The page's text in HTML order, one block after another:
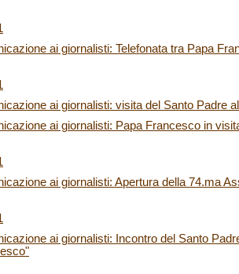
ai giornalisti: Telefonata tra Papa
ai giornalisti: visita del Santo Padre
ai giornalisti: Papa Francesco in
ai giornalisti: Apertura della 74.ma
ai giornalisti: Incontro del Santo